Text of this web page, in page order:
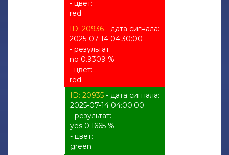
- цвет:
red
ID: 20936 - дата сигнала:
2025-07-14 04:30:00
- результат:
no 0.9309 %
- цвет:
red
ID: 20935- дата сигнала:
2025-07-14 04:00:00
- результат:
yes 0.1665 %
- цвет:
green